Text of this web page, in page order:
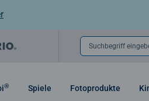
Suchbegriff
® Spiele Fotoprodukte